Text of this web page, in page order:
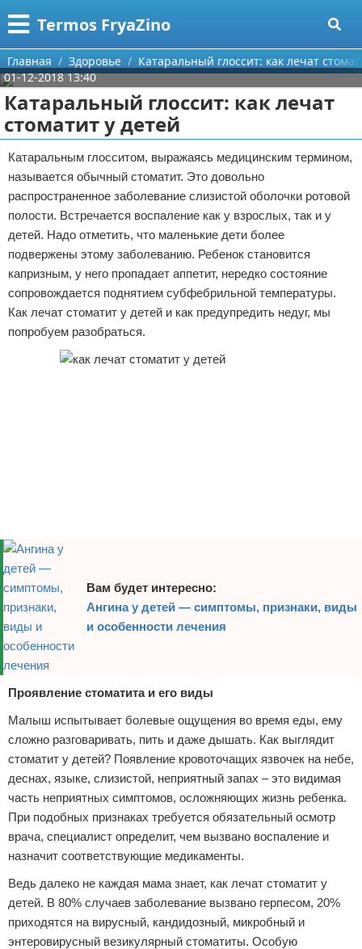
Termos FryaZino
Меню
Главная
Категории
Программирование
Дом и семья
Автомобили
Строительство и ремонт
Здоровье
Компьютеры
Личность
Поиск
О проекте
Контакты
Сотрудничество
Размещение рекламы
Для правообладателей
Условия предоставления информации
Главная Здоровье
Катаральный глоссит: как лечат
01-12-2018 13:40
Катаральный глоссит: как лечат
стоматит у детей
Катаральным глосситом, выражаясь медицинским термином,
называется обычный стоматит. Это довольно
распространенное заболевание слизистой оболочки ротовой
полости. Встречается воспаление как у взрослых, так и у
детей. Надо отметить, что маленькие дети более
подвержены этому заболеванию. Ребенок становится
капризным, у него пропадает аппетит, нередко состояние
сопровождается поднятием субфебрильной температуры.
Как лечат стоматит у детей и как предупредить недуг, мы
попробуем разобраться.
Вам будет интересно:
Ангина у детей — симптомы, признаки, виды
и особенности лечения
Проявление стоматита и его виды
Малыш испытывает болевые ощущения во время еды, ему
сложно разговаривать, пить и даже дышать. Как выглядит
стоматит у детей? Появление кровоточащих язвочек на небе,
деснах, языке, слизистой, неприятный запах – это видимая
часть неприятных симптомов, осложняющих жизнь ребенка.
При подобных признаках требуется обязательный осмотр
врача, специалист определит, чем вызвано воспаление и
назначит соответствующие медикаменты.
Ведь далеко не каждая мама знает, как лечат стоматит у
детей. В 80% случаев заболевание вызвано герпесом, 20%
приходятся на вирусный, кандидозный, микробный и
энтеровирусный везикулярный стоматиты. Особую